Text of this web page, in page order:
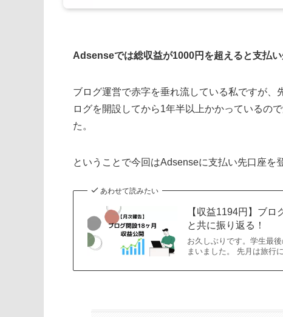
Adsenseでは総収益が1000円を超えると支払
ブログ運営で赤字を垂れ流している私ですが
ログを開設してから1年半以上かかっているの
た。
ということで今回はAdsenseに支払い先口座を
あわせて読みたい
【収益1194円】ブ
と共に振り返る！
お久しぶりです。学生最
まいました。 先月は旅行